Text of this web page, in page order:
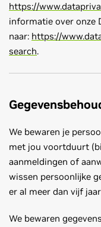
https://
informatie over onze
naar: https://
search.
We bewaren je
met jou voortduurt
aanmeldingen of
wissen persoonlijke
er al meer dan vijf
We bewaren